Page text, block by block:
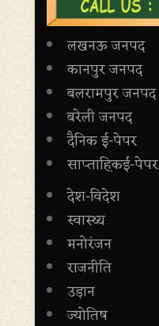
लखनऊ जनपद
कानपुर जनपद
बलरामपुर जनपद
बरेली जनपद
दैनिक ई-पेपर
साप्ताह़िकई-पेपर
देश-विदेश
स्वास्थ्य
मनोरंजन
राजनीति
उड़ान
ज्योतिष